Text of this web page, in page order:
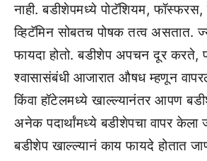
नाही. बडीशेपमध्ये पोटॅशियम,
व्हिटॅमिन सोबतच पोषक तत्व असतात.
फायदा होतो. बडीशेप अपचन दूर करते,
श्वासासंबंधी आजारात औषध म्हणून
किंवा हॉटेलमध्ये खाल्ल्यानंतर आपण
अनेक पदार्थांमध्ये बडीशेपचा वापर केला
बडीशेप खाल्ल्यानं काय फायदे होतात